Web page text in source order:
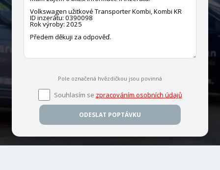
Pole označená hvězdičkou jsou povinná
Souhlasím se zpracováním osobních údajů
ODESLAT POPTÁVKU